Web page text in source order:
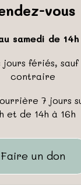
vous
samedi de
jours fériés,
contraire
7 jours
et de 14h à 16h
Faire un don